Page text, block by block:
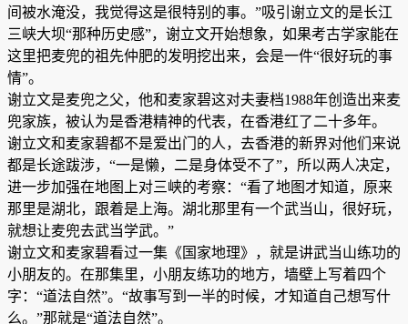
间被水淹没，我觉得这是很特别的事。”吸引谢立文的是长江
三峡大坝“那种历史感”，谢立文开始想象，如果考古学家能在
这里把麦兜的祖先仲肥的发明挖出来，会是一件“很好玩的事
情”。
谢立文是麦兜之父，他和麦家碧这对夫妻档1988年创造出来麦
兜家族，被认为是香港精神的代表，在香港红了二十多年。
谢立文和麦家碧都不是爱出门的人，去香港的新界对他们来说
都是长途跋涉，“一是懒，二是身体受不了”，所以两人决定，
进一步加强在地图上对三峡的考察：“看了地图才知道，原来
那里是湖北，跟着是上海。湖北那里有一个武当山，很好玩，
就想让麦兜去武当学武。”
谢立文和麦家碧看过一集《国家地理》，就是讲武当山练功的
小朋友的。在那集里，小朋友练功的地方，墙壁上写着四个
字：“道法自然”。“故事写到一半的时候，才知道自己想写什
么。”那就是“道法自然”。